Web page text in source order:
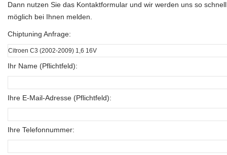
Dann nutzen Sie das Kontaktformular und wir werden uns so
möglich bei Ihnen melden.
Chiptuning Anfrage:
Ihr Name (Pflichtfeld):
Ihre E-Mail-Adresse (Pflichtfeld):
Ihre Telefonnummer: